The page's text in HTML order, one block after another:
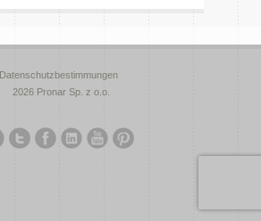
Datenschutzbestimmungen
2026 Pronar Sp. z o.o.